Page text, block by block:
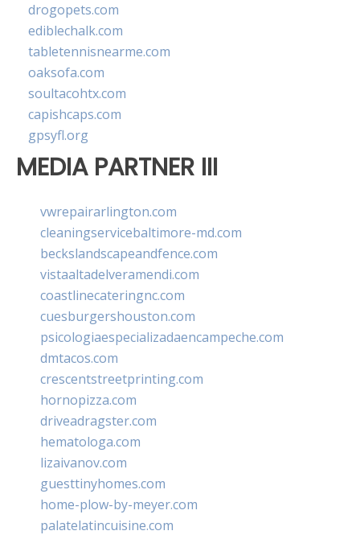
drogopets.com
ediblechalk.com
tabletennisnearme.com
oaksofa.com
soultacohtx.com
capishcaps.com
gpsyfl.org
MEDIA PARTNER III
vwrepairarlington.com
cleaningservicebaltimore-md.com
beckslandscapeandfence.com
vistaaltadelveramendi.com
coastlinecateringnc.com
cuesburgershouston.com
psicologiaespecializadaencampeche.com
dmtacos.com
crescentstreetprinting.com
hornopizza.com
driveadragster.com
hematologa.com
lizaivanov.com
guesttinyhomes.com
home-plow-by-meyer.com
palatelatincuisine.com